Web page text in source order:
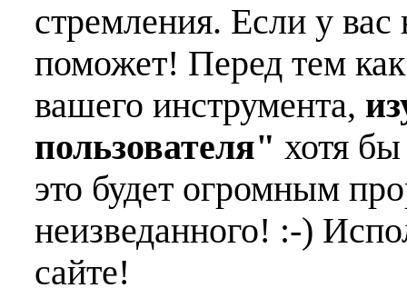
стремления. Если у
поможет! Перед тем
вашего инструмента,
пользователя" хотя
это будет огромным
неизведанного! :-)
сайте!